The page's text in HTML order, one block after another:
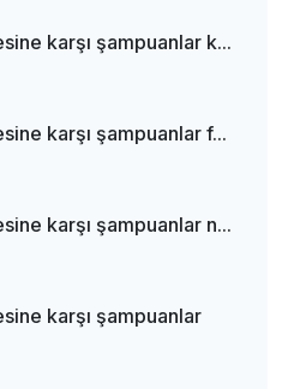
karşı şampuanlar k...
karşı şampuanlar f...
karşı şampuanlar n...
karşı şampuanlar